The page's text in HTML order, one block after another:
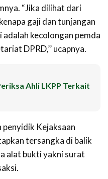
“Jika dilihat dari
gaji dan tunjangan
kecolongan pemda
DPRD,’’ ucapnya.
Ahli LKPP Terkait
penyidik Kejaksaan
tersangka di balik
alat bukti yakni surat